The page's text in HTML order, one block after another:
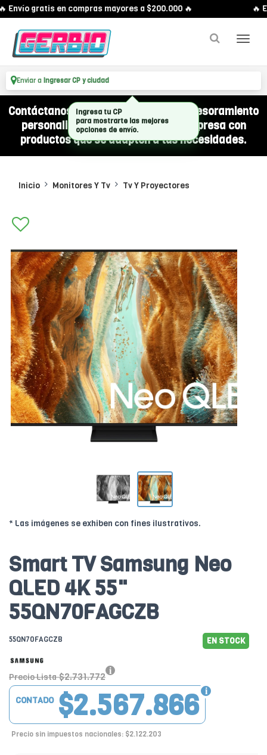
Envío gratis en compras mayores a $200.000 🔥 🔥
Enviar a Ingresar CP y ciudad
Contáctanos por WhatsApp y recibí asesoramiento
personalizado para equipar a tu empresa con
productos que se adapten a tus necesidades.
Inicio Monitores Y Tv Tv Y Proyectores
* Las imágenes se exhiben con fines ilustrativos.
Smart TV Samsung Neo
QLED 4K 55"
55QN70FAGCZB
55QN70FAGCZB EN STOCK
Precio Lista $2.731.772
$2.567.866
CONTADO
Precio sin impuestos nacionales: $2.122.203
Ingresa tu CP
para mostrarte las mejores
opciones de envío.